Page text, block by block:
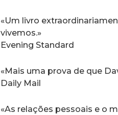
«Um livro
vivemos.»
Evening Standard
«Mais uma prova de que
Daily Mail
«As relações pessoais e o